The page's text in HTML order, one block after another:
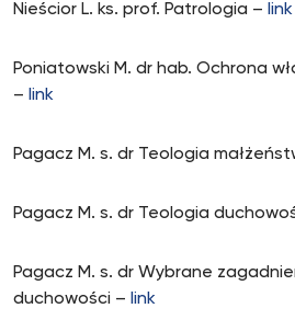
Nieścior L. ks. prof. Patrologia – link
Poniatowski M. dr hab. Ochrona
– link
Pagacz M. s. dr Teologia
Pagacz M. s. dr Teologia
Pagacz M. s. dr Wybrane
duchowości – link